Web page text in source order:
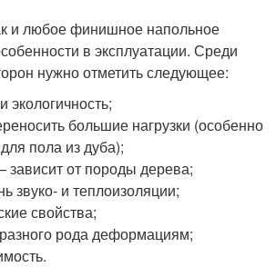
и любое финишное напольное
в эксплуатации. Среди
нужно отметить следующее:
экологичность;
большие нагрузки (особенно
пола из дуба);
зависит от породы дерева;
звуко- и теплоизоляции;
свойства;
рода деформациям;